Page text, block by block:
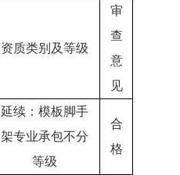
资质类别及等级
审
查
意
见
延续：模板脚手
架专业承包不分
等级
合
格